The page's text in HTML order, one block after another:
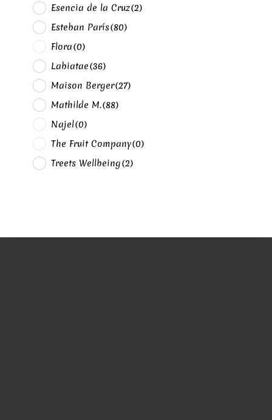
Esencia de la Cruz(2)
Esteban París(80)
Flora(0)
Labiatae(36)
Maison Berger(27)
Mathilde M.(88)
Najel(0)
The Fruit Company(0)
Treets Wellbeing(2)